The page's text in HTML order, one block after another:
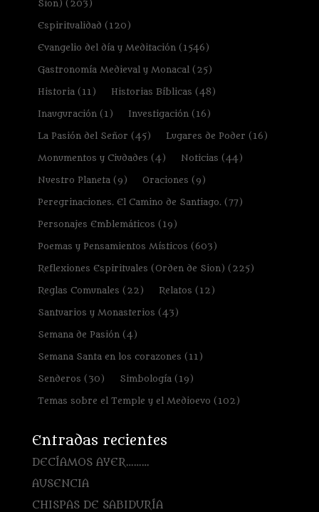
Sion) (203)
Espiritualidad (120)
Evangelio del día y Meditación(1546)
Gastronomía Medieval y Monacal(25)
Historia(11) Historias Bíblicas (48)
Inauguración(1) Investigación(16)
La Pasión del Señor (45) Lugares de Poder (16)
Monumentos y Ciudades (4) Noticias (44)
Nuestro Planeta(9) Oraciones (9)
Peregrinaciones. El Camino de Santiago.(77)
Personajes Emblemáticos (19)
Poemas y Pensamientos Místicos (603)
Reflexiones Espirituales (Orden de Sion) (225)
Reglas Comunales (22) Relatos (12)
Santuarios y Monasterios (43)
Semana de Pasión(4)
Semana Santa en los corazones (11)
Senderos (30) Simbología(19)
Temas sobre el Temple y el Medioevo (102)
Entradas recientes
DECÍAMOS AYER………
AUSENCIA
CHISPAS DE SABIDURÍA